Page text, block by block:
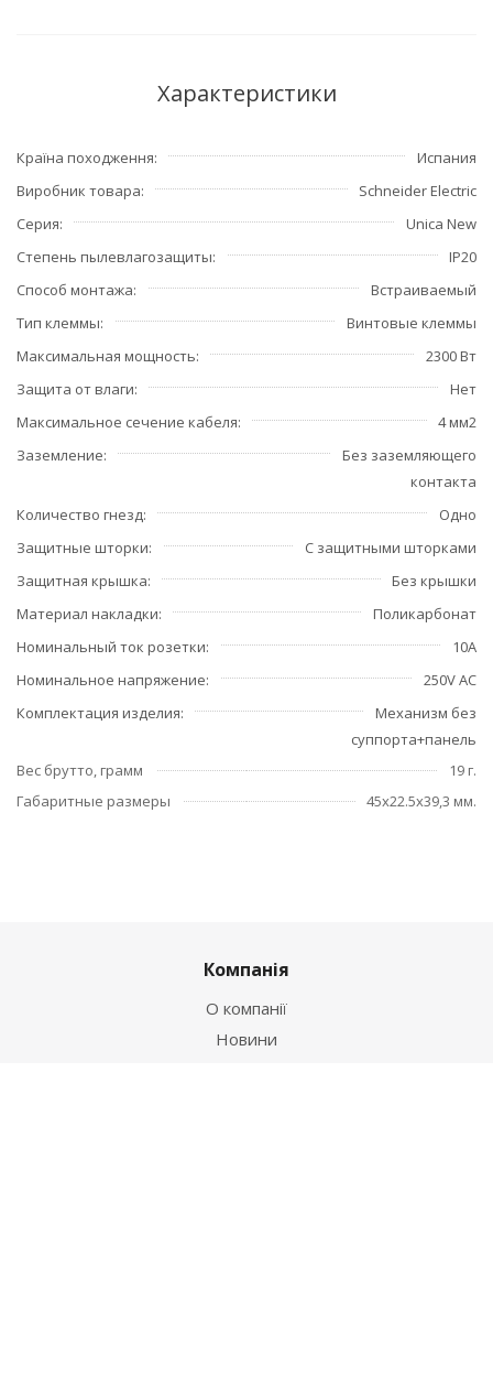
Характеристики
Країна походження
Испания
Виробник товара
Schneider Electric
Серия
Unica New
Степень пылевлагозащиты
IP20
Способ монтажа
Встраиваемый
Тип клеммы
Винтовые клеммы
Максимальная мощность
2300 Вт
Защита от влаги
Нет
Максимальное сечение кабеля
4 мм2
Заземление
Без заземляющего
контакта
Количество гнезд
Одно
Защитные шторки
С защитными шторками
Защитная крышка
Без крышки
Материал накладки
Поликарбонат
Номинальный ток розетки
10А
Номинальное напряжение
250V AC
Комплектация изделия
Механизм без
суппорта+панель
Вес брутто, грамм
19 г.
Габаритные размеры
45x22.5x39,3 мм.
Компанія
О компанії
Новини